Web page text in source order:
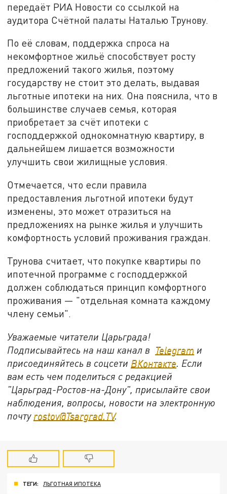
передаёт РИА Новости со ссылкой на
аудитора Счётной палаты Наталью Трунову.
По её словам, поддержка спроса на
некомфортное жильё способствует росту
предложений такого жилья, поэтому
государству не стоит это делать, выдавая
льготные ипотеки на них. Она пояснила, что в
большинстве случаев семья, которая
приобретает за счёт ипотеки с
господдержкой однокомнатную квартиру, в
дальнейшем лишается возможности
улучшить свои жилищные условия.
Отмечается, что если правила
предоставления льготной ипотеки будут
изменены, это может отразиться на
предложениях на рынке жилья и улучшить
комфортность условий проживания граждан.
Трунова считает, что покупке квартиры по
ипотечной программе с господдержкой
должен соблюдаться принцип комфортного
проживания — "отдельная комната каждому
члену семьи".
Уважаемые читатели Царьграда!
Подписывайтесь на наш канал в Telegram и
присоединяйтесь в соцсети ВКонтакте . Если
вам есть чем поделиться с редакцией
"Царьград-Ростов-на-Дону", присылайте свои
наблюдения, вопросы, новости на электронную
почту rostov@Tsargrad.ТV.
ТЕГИ: ЛЬГОТНАЯ ИПОТЕКА